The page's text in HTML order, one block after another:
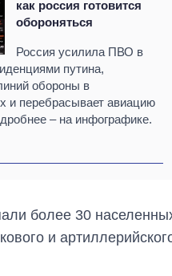
как россия готовится
обороняться
Россия усилила ПВО в
путина,
обороны в
и перебрасывает авиацию
– на инфографике.
более 30
и